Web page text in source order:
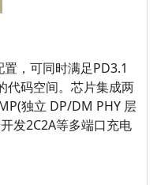
，可同时满足PD3.1
代码空间。芯片集成两
独立 DP/DM PHY 层
发2C2A等多端口充电